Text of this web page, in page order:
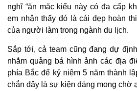
nghĩ “ăn mặc kiểu này có đa cấp
em nhận thấy đó là cái đẹp hoàn
của người làm trong ngành du lịch.
Sắp tới, cả team cũng đang dự
nhằm quảng bá hình ảnh các địa
phía Bắc để kỷ niệm 5 năm thành
chắn đây là sự kiện đáng mong chờ